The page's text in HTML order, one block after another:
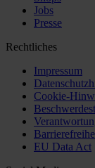
Jobs
Presse
Rechtliches
Impressum
Cookie-
EU Data Act